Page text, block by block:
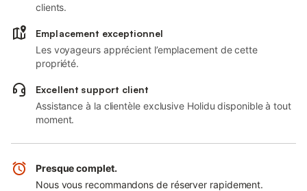
clients.
Emplacement exceptionnel
Les voyageurs apprécient l’emplacement de cette
propriété.
Excellent support client
Assistance à la clientèle exclusive Holidu disponible à tout
moment.
Presque complet.
Nous vous recommandons de réserver rapidement.